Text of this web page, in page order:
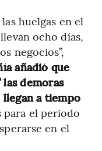
huelgas en el
ocho días,
negocios”,
añadió que
las demoras
llegan a tiempo
para el periodo
en el